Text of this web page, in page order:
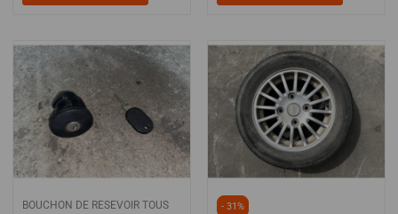
BOUCHON DE RESEVOIR TOUS
- 31%